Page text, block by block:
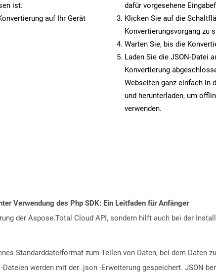
ist.
auf Ihr Gerät
dafür vorgesehene
Klicken Sie auf die
Konvertierungsvorgang zu
Warten Sie, bis die
Laden Sie die JSON-Datei
Konvertierung
Webseiten ganz einfach in
und herunterladen, um
verwenden.
Verwendung des Php SDK: Ein Leitfaden für Anfänger
der Aspose.Total Cloud API, sondern hilft auch bei der
Standarddateiformat zum Teilen von Daten, bei dem Daten
Dateien werden mit der .json -Erweiterung gespeichert. JSON